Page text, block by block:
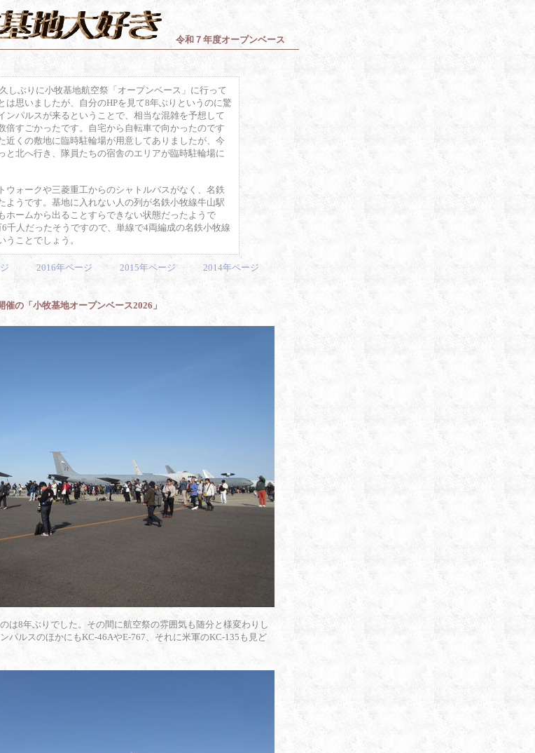
令和７年度オープンベース
しぶりに小牧基地航空祭「オープンベース」に行って
は思いましたが、自分のHPを見て8年ぶりというのに驚
ンパルスが来るということで、相当な混雑を予想して
倍すごかったです。自宅から自転車で向かったのです
近くの敷地に臨時駐輪場が用意してありましたが、今
と北へ行き、隊員たちの宿舎のエリアが臨時駐輪場に
ォークや三菱重工からのシャトルバスがなく、名鉄
ようです。基地に入れない人の列が名鉄小牧線牛山駅
ホームから出ることすらできない状態だったようで
千人だったそうですので、単線で4両編成の名鉄小牧線
うことでしょう。
2016年ページ 2015年ページ 2014年ページ
の「小牧基地オープンベース2026」
は8年ぶりでした。その間に航空祭の雰囲気も随分と様変わりし
パルスのほかにもKC-46AやE-767、それに米軍のKC-135も見ど